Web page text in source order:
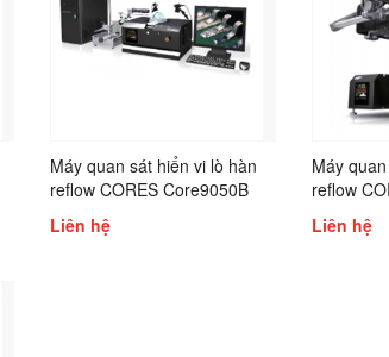
Máy quan sát hiển vi lò hàn
reflow CORES Core9050B
Liên hệ
Máy
reflow
Liên hệ